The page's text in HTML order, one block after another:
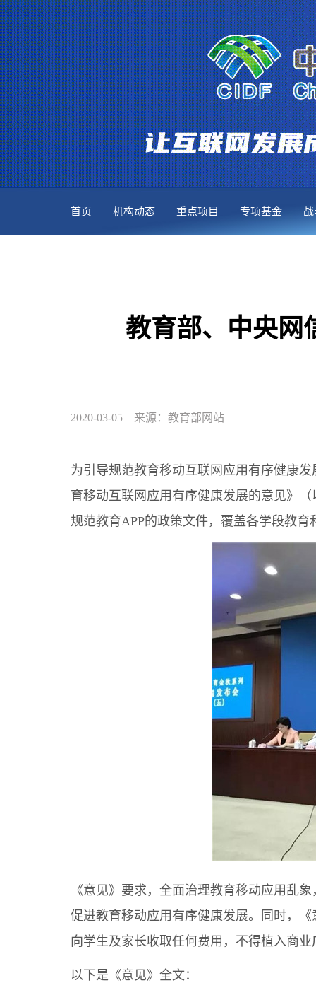
首页 机构动态 重点项目 专项基金
教育部、中央网
2020-03-05 来源：教育部网站
为引导规范教育移动互联网应用有序健康
育移动互联网应用有序健康发展的意见》
规范教育APP的政策文件，覆盖各学段教育
《意见》要求，全面治理教育移动应用乱
促进教育移动应用有序健康发展。同时，
向学生及家长收取任何费用，不得植入商业
以下是《意见》全文：